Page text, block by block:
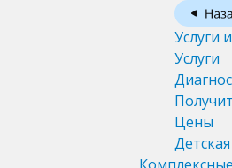
Услуги
Услуги
Цены